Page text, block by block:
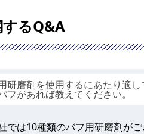
るQ&A
研磨剤を使用するにあたり適し
フがあれば教えてください。
では10種類のバフ用研磨剤がご